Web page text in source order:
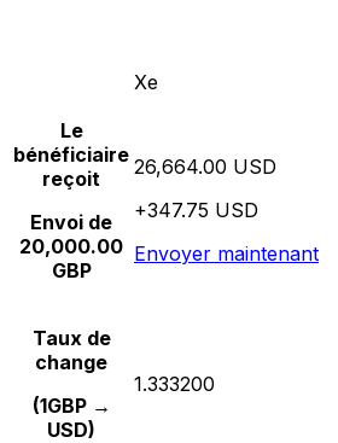
Xe
Le
bénéficiaire
reçoit
Envoi de
20,000.00
GBP
26,664.00 USD
+347.75 USD
Envoyer maintenant
Taux de
change
(1GBP →
USD)
1.333200